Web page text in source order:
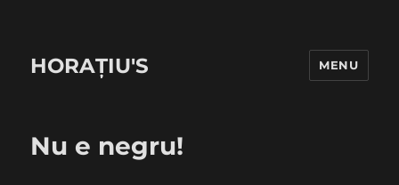
HORAȚIU'S MENU
Nu e negru!